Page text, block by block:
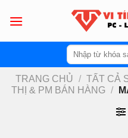
Tìm
kiếm:
TRANG CHỦ / TẤT CẢ
THỊ & PM BÁN HÀNG /